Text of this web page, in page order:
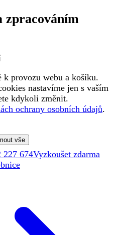
zpracováním
k provozu webu a košíku.
nastavíme jen s vaším
kdykoli změnit.
ochrany osobních údajů.
vše
227 674Vyzkoušet zdarma